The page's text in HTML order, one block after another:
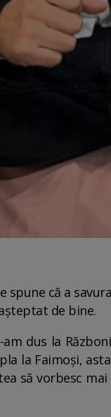
spune că a
de bine.
dus la
la Faimoși,
să vorbesc